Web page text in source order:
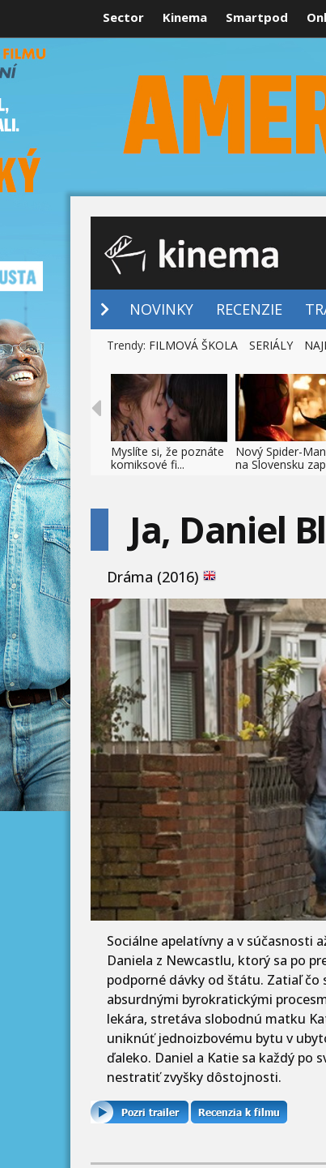
Sector Kinema Smartpod
NOVINKY RECENZIE
Trendy: FILMOVÁ ŠKOLA SERIÁLY
Myslíte si, že poznáte
komiksové fi...
Nový Spider-
na Slovensku
Ja, Daniel
Dráma (2016)
Sociálne apelatívny a v súčasnosti
Daniela z Newcastlu, ktorý sa po
podporné dávky od štátu. Zatiaľ čo
absurdnými byrokratickými
lekára, stretáva slobodnú matku
uniknúť jednoizbovému bytu v
ďaleko. Daniel a Katie sa každý po
nestratiť zvyšky dôstojnosti.